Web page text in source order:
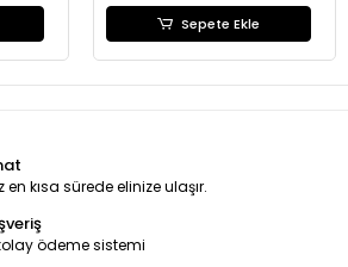
Sepete Ekle
en kısa sürede elinize ulaşır.
ödeme sistemi